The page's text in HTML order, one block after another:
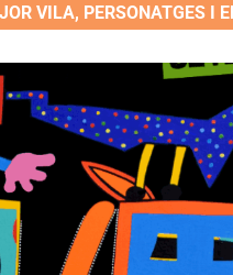
VILA, PERSONATGES I